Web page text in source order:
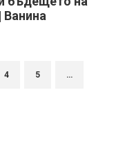
Ванина
4 5 …